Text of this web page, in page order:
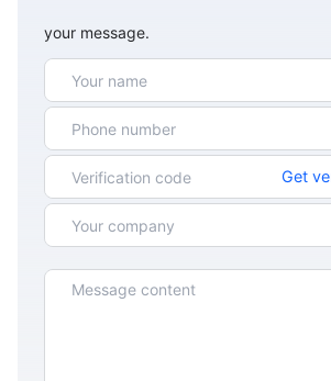
your message.
Get